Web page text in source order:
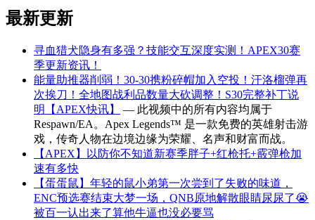
最新更新
寻血猎犬隐身有多强？技能交互深度实测！APEX30赛
季更新资讯！
能量助推器削弱！30-30携粉碎帽加入空投！汗洛榴弹再
次挨刀！全地图战利品数量大砍调整！S30完整补丁说
明【APEX快讯】
— 此视频中的所有内容均属于
Respawn/EA。Apex Legends™ 是一款免费的英雄射击游
戏，传奇人物在边境边缘为荣耀、名声和财富而战。
【APEX】以防你不知道新赛季胖子+红枪托+霰弹枪加
速有多快
【蛋蛋鼠】年轻的鼠小弟第一次尝到了失败的味道，
ENC预选赛结束大梦一场，QNB原地解散眼睛尿尿了😭
被百一认出来了算他牛逼也没必要骂